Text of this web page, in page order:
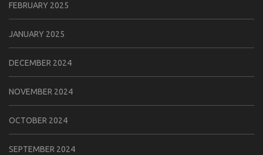
FEBRUARY 2025
JANUARY 2025
DECEMBER 2024
NOVEMBER 2024
OCTOBER 2024
SEPTEMBER 2024